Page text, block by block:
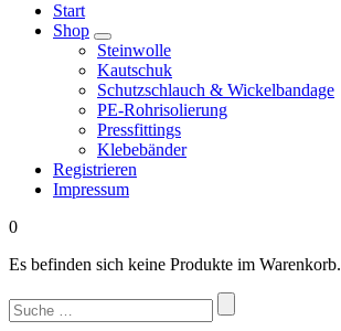
Start
Shop
Steinwolle
Kautschuk
Schutzschlauch & Wickelbandage
PE-Rohrisolierung
Pressfittings
Klebebänder
Registrieren
Impressum
0
Es befinden sich keine Produkte im Warenkorb.
Suchen
nach: